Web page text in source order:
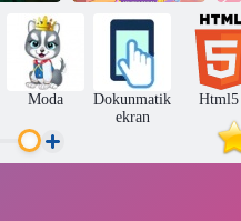
Kız Kuaförü ve
Giydirme
Moda
Dokunmatik
ekran
Html5